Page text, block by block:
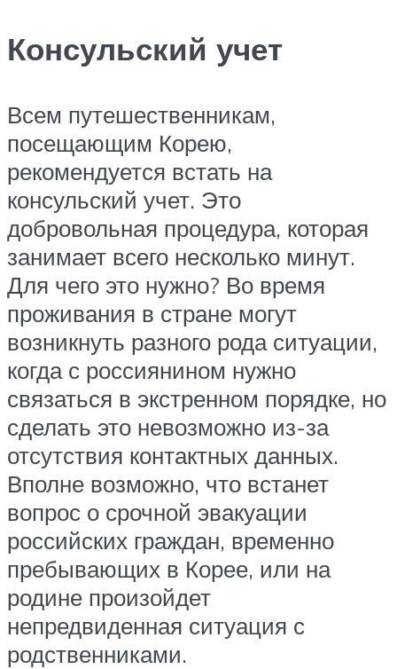
Консульский учет
Всем путешественникам,
посещающим Корею,
рекомендуется встать на
консульский учет. Это
добровольная процедура, которая
занимает всего несколько минут.
Для чего это нужно? Во время
проживания в стране могут
возникнуть разного рода ситуации,
когда с россиянином нужно
связаться в экстренном порядке, но
сделать это невозможно из-за
отсутствия контактных данных.
Вполне возможно, что встанет
вопрос о срочной эвакуации
российских граждан, временно
пребывающих в Корее, или на
родине произойдет
непредвиденная ситуация с
родственниками.